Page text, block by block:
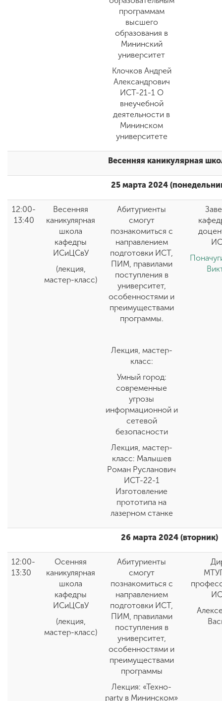
программам
высшего
образования в
Мининский
университет
Клочков Андрей
Александрович
ИСТ-21-1 О
внеучебной
деятельности в
Мининском
университете
Весенняя каникулярная
25 марта 2024
12:00-
13:40
Весенняя
каникулярная
школа
кафедры
ИСиЦСвУ
(лекция,
мастер-класс)
Абитуриенты
смогут
познакомиться с
направлением
подготовки ИСТ,
ПИМ, правилами
поступления в
университет,
особенностями и
преимуществами
программы.
Лекция, мастер-
класс:
Умный город:
современные
угрозы
информационной и
сетевой
безопасности
Лекция, мастер-
класс: Малышев
Роман Русланович
ИСТ-22-1
Изготовление
прототипа на
лазерном станке
26 марта 2024 (вторник)
12:00-
13:30
Осенняя
каникулярная
школа
кафедры
ИСиЦСвУ
(лекция,
мастер-класс)
Абитуриенты
смогут
познакомиться с
направлением
подготовки ИСТ,
ПИМ, правилами
поступления в
университет,
особенностями и
преимуществами
программы
Лекция: «Техно-
party в Мининском»